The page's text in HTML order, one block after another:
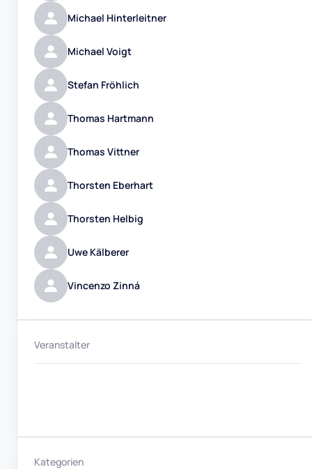
Michael Hinterleitner
Michael Voigt
Stefan Fröhlich
Thomas Hartmann
Thomas Vittner
Thorsten Eberhart
Thorsten Helbig
Uwe Kälberer
Vincenzo Zinná
Veranstalter
Kategorien